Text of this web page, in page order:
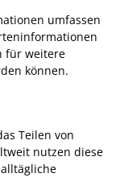
umfassen
für weitere
können.
Teilen von
nutzen diese